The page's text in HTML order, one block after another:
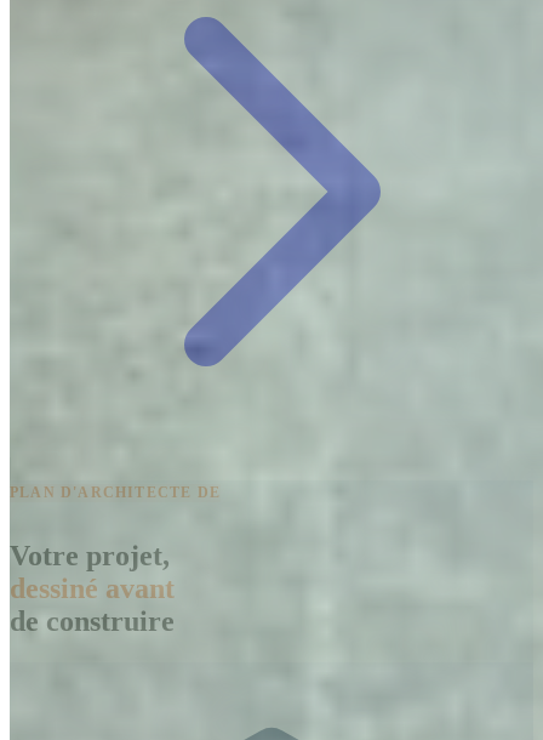
PLAN D'ARCHITECTE DE
Votre projet,
dessiné avant
de construire